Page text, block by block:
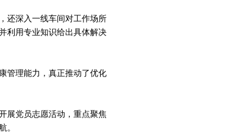
还深入一线车间对工作场所
利用专业知识给出具体解决
管理能力，真正推动了优化
展党员志愿活动，重点聚焦
。